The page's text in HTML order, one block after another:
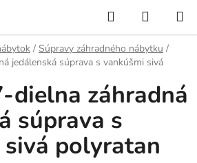
Hľadať
KOŠÍK
/ Súpravy záhradného nábytku /
jedálenská súprava s vankúšmi sivá
dielna záhradná
súprava s
polyratan